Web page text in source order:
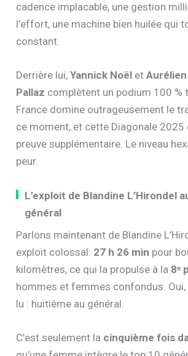
cadence implacable, une gestion
l’effort, une machine bien huilée qui
constant.
Derrière lui,Yannick Noël et
Pallaz complètent un podium 100 %
France domine outrageusement le
ce moment, et cette Diagonale 2025
preuve supplémentaire. Le niveau
peur.
L’exploit de Blandine L’Hirondel
général
Parlons maintenant de Blandine
exploit colossal. 27 h 26 min pour
kilomètres, ce qui la propulse à la 8ᵉ
hommes et femmes confondus. Oui,
lu : huitième au général.
C’est seulement la cinquième fois